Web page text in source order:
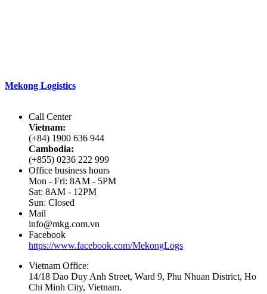
Mekong Logistics
Call Center
Vietnam:
(+84) 1900 636 944
Cambodia:
(+855) 0236 222 999
Office business hours
Mon - Fri: 8AM - 5PM
Sat: 8AM - 12PM
Sun: Closed
Mail
info@mkg.com.vn
Facebook
https://www.facebook.com/MekongLogs
Vietnam Office:
14/18 Dao Duy Anh Street, Ward 9, Phu Nhuan District, Ho
Chi Minh City, Vietnam.